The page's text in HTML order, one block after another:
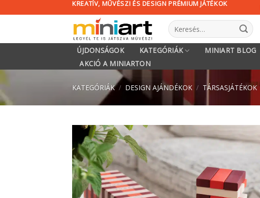
KREATÍV, MŰVÉSZI ÉS DESIGN PRÉMIUM JÁTÉKOK
Keresés
a
következőre:
ÚJDONSÁGOK KATEGÓRIÁK MINIART BLOG
AKCIÓ A MINIARTON
KATEGÓRIÁK / DESIGN AJÁNDÉKOK / TÁRSASJÁTÉKOK